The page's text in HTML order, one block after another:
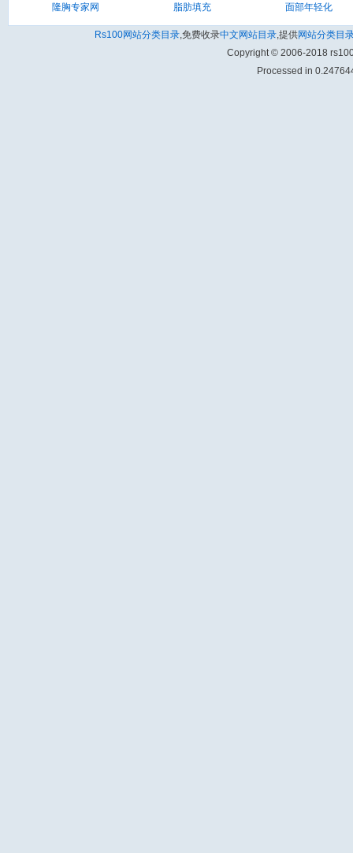
隆胸专家网 脂肪填充 面部年轻化
Rs100网站分类目录,免费收录中文网站目录,提供网站分类目
Copyright © 2006-2018
Processed in